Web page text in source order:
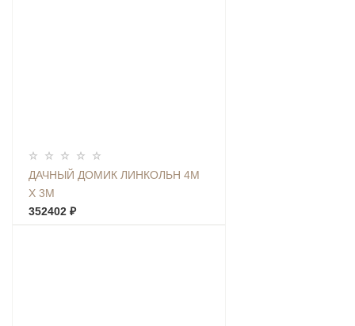
ДАЧНЫЙ ДОМИК ЛИНКОЛЬН 4М
Х 3М
352402 ₽